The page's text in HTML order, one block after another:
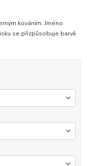
kováním. Jméno
se přizpůsobuje barvě